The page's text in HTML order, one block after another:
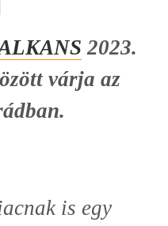
2023.
várja az
is egy